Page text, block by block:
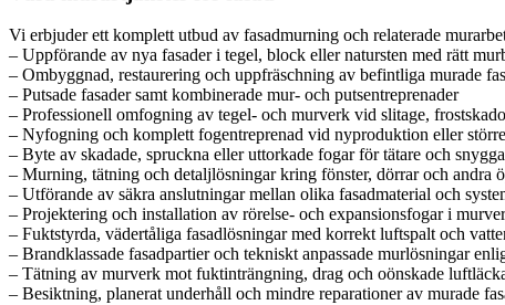
Vi erbjuder ett komplett utbud av fasadmurning och relaterade
– Uppförande av nya fasader i tegel, block eller natursten med rätt
– Ombyggnad, restaurering och uppfräschning av befintliga murade
– Putsade fasader samt kombinerade mur- och putsentreprenader
– Professionell omfogning av tegel- och murverk vid slitage,
– Nyfogning och komplett fogentreprenad vid nyproduktion eller
– Byte av skadade, spruckna eller uttorkade fogar för tätare och
– Murning, tätning och detaljlösningar kring fönster, dörrar och andra
– Utförande av säkra anslutningar mellan olika fasadmaterial och
– Projektering och installation av rörelse- och expansionsfogar i
– Fuktstyrda, vädertåliga fasadlösningar med korrekt luftspalt och
– Brandklassade fasadpartier och tekniskt anpassade murlösningar
– Tätning av murverk mot fuktinträngning, drag och oönskade
– Besiktning, planerat underhåll och mindre reparationer av murade